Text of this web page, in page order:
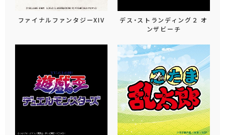
ファイナルファンタジーXIV
デス・ストランディング２ オ
ンザビーチ